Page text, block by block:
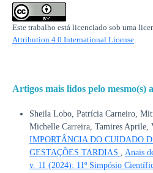
Este trabalho está licenciado sob uma
Attribution 4.0 International License.
Artigos mais lidos pelo mesmo(s)
Sheila Lobo, Patrícia Carneiro,
Michelle Carreira, Tamires Aprile,
IMPORTÂNCIA DO CUIDADO
GESTAÇÕES TARDIAS , Anais
v. 11 (2024): 11º Simpósio